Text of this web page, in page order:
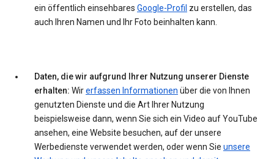
ein öffentlich einsehbares Google-Profil zu erstellen, das
auch Ihren Namen und Ihr Foto beinhalten kann.
Daten, die wir aufgrund Ihrer Nutzung unserer Dienste
erhalten: Wirerfassen Informationen über die von Ihnen
genutzten Dienste und die Art Ihrer Nutzung
beispielsweise dann, wenn Sie sich ein Video auf YouTube
ansehen, eine Website besuchen, auf der unsere
Werbedienste verwendet werden, oder wenn Sie unsere